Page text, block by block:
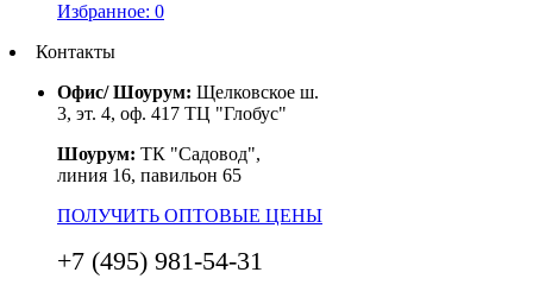
Избранное: 0
Контакты
Офис/ Шоурум: Щелковское ш.
3, эт. 4, оф. 417 ТЦ "Глобус"
Шоурум: ТК "Садовод",
линия 16, павильон 65
ПОЛУЧИТЬ ОПТОВЫЕ ЦЕНЫ
+7 (495) 981-54-31